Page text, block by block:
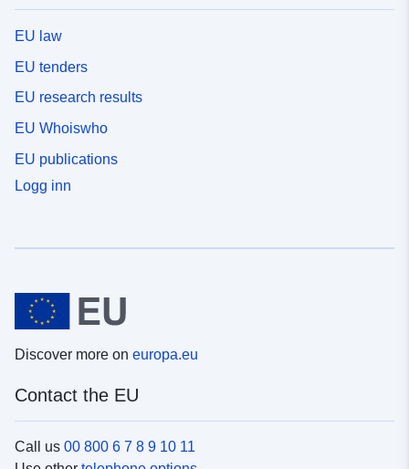
EU law
EU tenders
EU research results
EU Whoiswho
EU publications
Logg inn
Discover more on europa.eu
Contact the EU
Call us 00 800 6 7 8 9 10 11